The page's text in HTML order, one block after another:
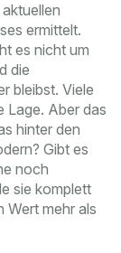
ermittelt.
es nicht um
die
bleibst. Viele
Lage. Aber das
hinter den
Gibt es
noch
sie komplett
Wert mehr als